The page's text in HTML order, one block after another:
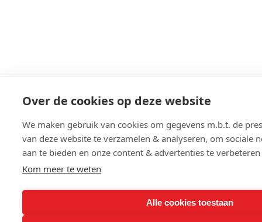
Over de cookies op deze website
We maken gebruik van cookies om gegevens m.b.t. de
van deze website te verzamelen & analyseren, om sociale
aan te bieden en onze content & advertenties te
Kom meer te weten
Alle cookies toestaan